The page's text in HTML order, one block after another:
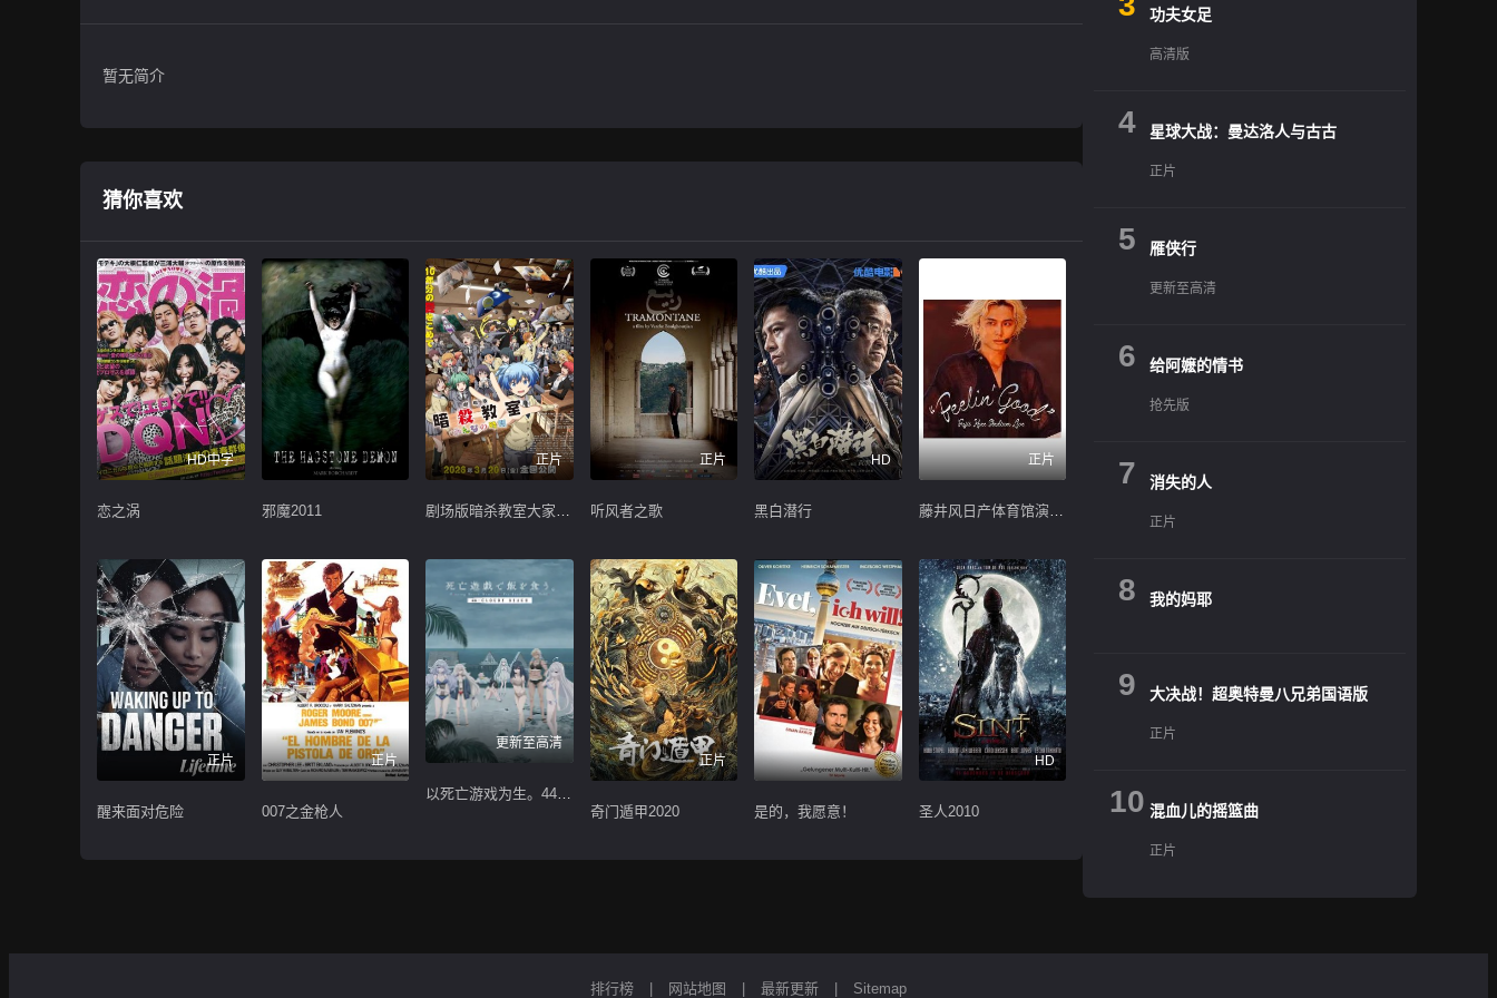
暂无简介
猜你喜欢
HD中字
恋之涡 邪魔2011
正片
剧场版暗杀教室大家的时间劇場版暗殺教室
正片
听风者之歌
HD
黑白潜行
正片
藤井风日产体育馆演唱会 ''Feelin' Good''
正片
醒来面对危险
正片
007之金枪人
更新至高清
以死亡游戏为生。44：CLOUDY BEACH
正片
奇门遁甲2020 是的，我愿意！
HD
圣人2010
功夫女足
高清版
4 星球大战：曼达洛人与古古
正片
5 雁侠行
更新至高清
6 给阿嬷的情书
抢先版
7 消失的人
正片
8 我的妈耶
9 大决战！超奥特曼八兄弟国语版
正片
10 混血儿的摇篮曲
正片
排行榜 网站地图 最新更新 Sitemap